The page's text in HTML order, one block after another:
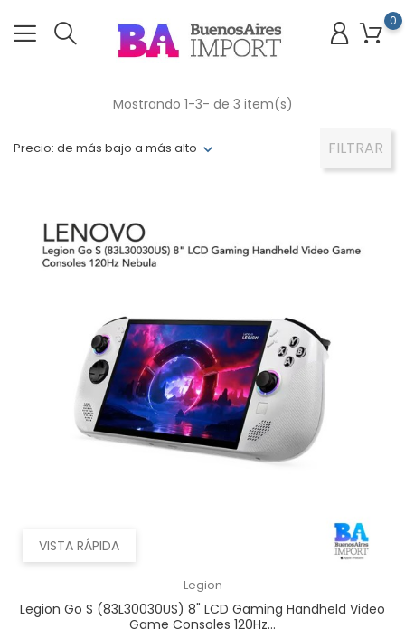
0
Precio: de más bajo a más alto FILTRAR
Mostrando 1-3- de 3 item(s)
VISTA RÁPIDA
Legion
Legion Go S (83L30030US) 8" LCD Gaming Handheld Video
Game Consoles 120Hz...